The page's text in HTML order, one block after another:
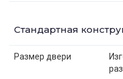
Стандартная
Размер двери